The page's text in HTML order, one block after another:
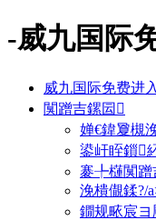
-威九国际
威九国际免费进入
闃蹭吉鏍囩
婵€鍏夐槻
鍙屽眰鎻
褰╄櫣闃蹭
浼樻儬鍒?/
鐗规畩宸ヨ